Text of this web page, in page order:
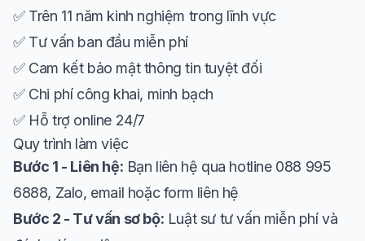
✅ Trên 11 năm kinh nghiệm trong lĩnh vực
✅ Tư vấn ban đầu miễn phí
✅ Cam kết bảo mật thông tin tuyệt đối
✅ Chi phí công khai, minh bạch
✅ Hỗ trợ online 24/7
Quy trình làm việc
Bước 1 - Liên hệ: Bạn liên hệ qua hotline 088 995
6888, Zalo, email hoặc form liên hệ
Bước 2 - Tư vấn sơ bộ: Luật sư tư vấn miễn phí và